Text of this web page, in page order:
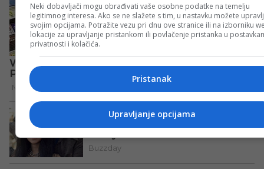
Neki dobavljači mogu obrađivati vaše osobne podatke na temelju
legitimnog interesa. Ako se ne slažete s tim, u nastavku možete
svojim opcijama. Potražite vezu pri dnu ove stranice ili na izborniku
lokacije za upravljanje pristankom ili povlačenje pristanka u
privatnosti i kolačića.
Pristanak
Upravljanje opcijama